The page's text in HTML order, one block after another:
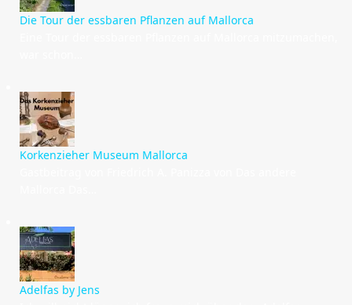
Die Tour der essbaren Pflanzen auf Mallorca
Korkenzieher Museum Mallorca
Adelfas by Jens